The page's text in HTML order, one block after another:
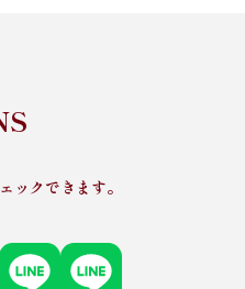
ックできます。